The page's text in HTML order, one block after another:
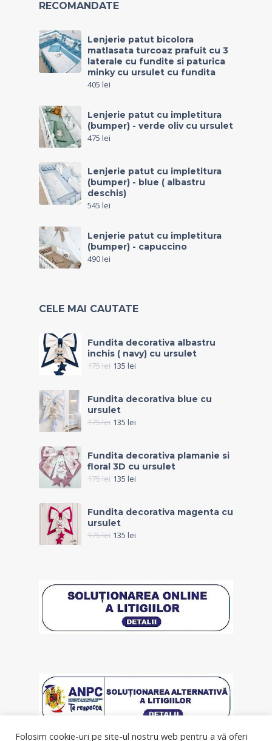
RECOMANDATE
Lenjerie patut bicolora
matlasata turcoaz prafuit cu 3
laterale cu fundite si paturica
minky cu ursulet cu fundita
405 lei
Lenjerie patut cu impletitura
(bumper) - verde oliv cu ursulet
475 lei
Lenjerie patut cu impletitura
(bumper) - blue ( albastru
deschis)
545 lei
Lenjerie patut cu impletitura
(bumper) - capuccino
490lei
CELE MAI CAUTATE
Fundita decorativa albastru
inchis ( navy) cu ursulet
175lei 135 lei
Fundita decorativa blue cu
ursulet
175lei 135 lei
Fundita decorativa plamanie si
floral 3D cu ursulet
175lei 135 lei
Fundita decorativa magenta cu
ursulet
175lei 135 lei
Folosim cookie-uri pe site-ul nostru web pentru a vă oferi